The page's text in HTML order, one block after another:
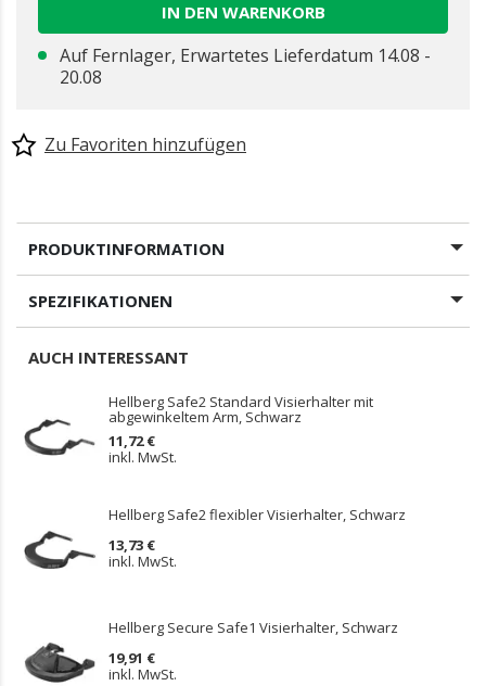
IN DEN WARENKORB
Auf Fernlager, Erwartetes Lieferdatum 14.08 -
20.08
Zu Favoriten hinzufügen
PRODUKTINFORMATION
SPEZIFIKATIONEN
AUCH INTERESSANT
Hellberg Safe2 Standard Visierhalter mit
abgewinkeltem Arm, Schwarz
11,72 €
inkl. MwSt.
Hellberg Safe2 flexibler Visierhalter, Schwarz
13,73 €
inkl. MwSt.
Hellberg Secure Safe1 Visierhalter, Schwarz
19,91 €
inkl. MwSt.